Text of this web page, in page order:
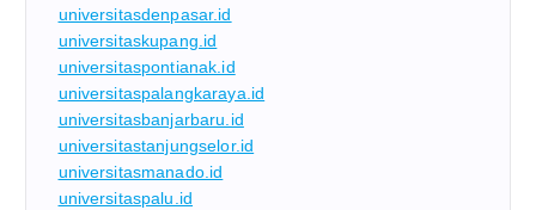
universitasdenpasar.id
universitaskupang.id
universitaspontianak.id
universitaspalangkaraya.id
universitasbanjarbaru.id
universitastanjungselor.id
universitasmanado.id
universitaspalu.id